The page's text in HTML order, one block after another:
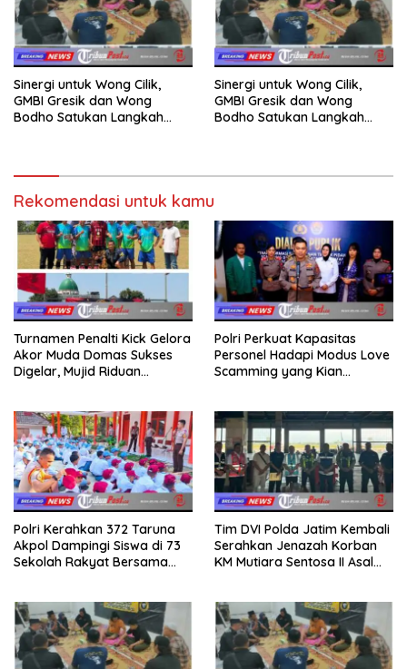
Sinergi untuk Wong Cilik,
GMBI Gresik dan Wong
Bodho Satukan Langkah
Sinergi untuk Wong Cilik,
GMBI Gresik dan Wong
Bodho Satukan Langkah
Rekomendasi untuk kamu
Turnamen Penalti Kick Gelora
Akor Muda Domas Sukses
Digelar, Mujid Riduan
Polri Perkuat Kapasitas
Personel Hadapi Modus Love
Scamming yang Kian
Polri Kerahkan 372 Taruna
Akpol Dampingi Siswa di 73
Sekolah Rakyat Bersama
Tim DVI Polda Jatim Kembali
Serahkan Jenazah Korban
KM Mutiara Sentosa II Asal